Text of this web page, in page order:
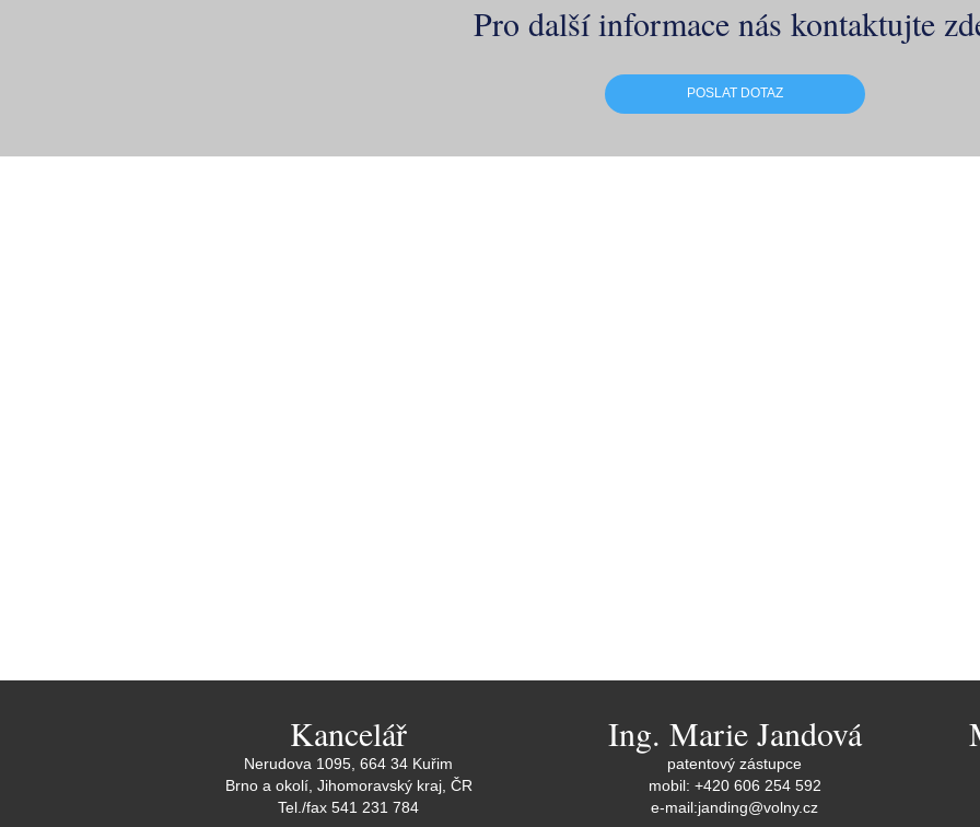
Pro další informace nás kontaktujte
POSLAT DOTAZ
Kancelář
Nerudova 1095, 664 34 Kuřim
Brno a okolí, Jihomoravský kraj, ČR
Tel./fax 541 231 784
Ing. Marie Jandová
patentový zástupce
mobil: +420 606 254 592
e-mail:janding@volny.cz